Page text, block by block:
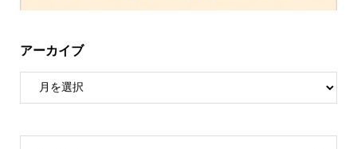
アーカイブ